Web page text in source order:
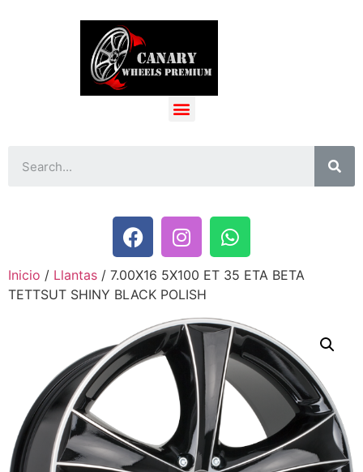
Inicio / Llantas / 7.00X16 5X100 ET 35 ETA BETA
TETTSUT SHINY BLACK POLISH